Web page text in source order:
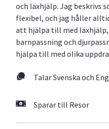
och läxhjälp. Jag beskrivs
flexibel, och jag håller
att hjälpa till med
barnpassning och
hjälpa till med olika
Talar Svenska och
Sparar till Resor